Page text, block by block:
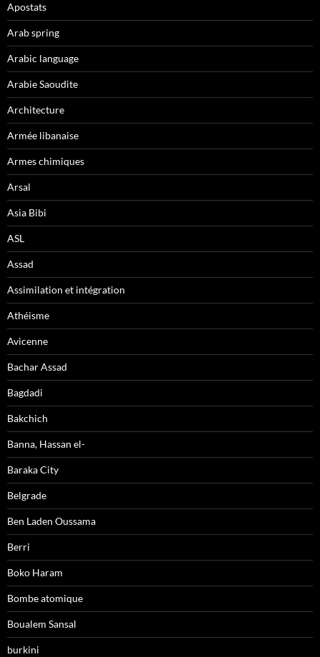
Apostats
Arab spring
Arabic language
Arabie Saoudite
Architecture
Armée libanaise
Armes chimiques
Arsal
Asia Bibi
ASL
Assad
Assimilation et intégration
Athéisme
Avicenne
Bachar Assad
Bagdadi
Bakchich
Banna, Hassan el-
Baraka City
Belgrade
Ben Laden Oussama
Berri
Boko Haram
Bombe atomique
Boualem Sansal
burkini